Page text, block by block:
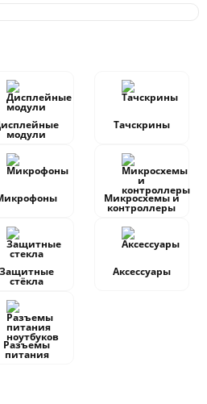
модули
Тачскрины
Микросхемы и
контроллеры
Защитные
стёкла
Аксессуары
Разъемы
питания